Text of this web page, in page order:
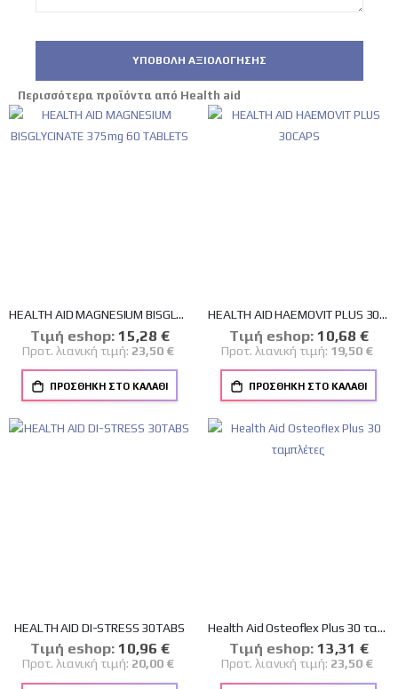
ΥΠΟΒΟΛΉ ΑΞΙΟΛΌΓΗΣΗΣ
Περισσότερα προϊόντα από Health aid
HEALTH AID MAGNESIUM BISGLYCINATE 375mg 60 TABLETS
Tιμή eshop: Ειδική
Τιμή
15,28 €
Προτ. λιανική τιμή: 23,50 €
ΠΡΟΣΘΉΚΗ ΣΤΟ ΚΑΛΆΘΙ
HEALTH AID HAEMOVIT PLUS 30CAPS
Tιμή eshop: Ειδική
Τιμή
10,68 €
Προτ. λιανική τιμή: 19,50 €
ΠΡΟΣΘΉΚΗ ΣΤΟ ΚΑΛΆΘΙ
HEALTH AID DI-STRESS 30TABS
Tιμή eshop: Ειδική
Τιμή
10,96 €
Προτ. λιανική τιμή: 20,00 €
Health Aid Osteoflex Plus 30 ταμπλέτες
Tιμή eshop: Ειδική
Τιμή
13,31 €
Προτ. λιανική τιμή: 23,50 €